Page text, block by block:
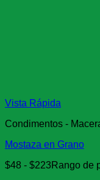
Vista Rápida
Condimentos -
Mostaza en Grano
$48 - $223Rango de